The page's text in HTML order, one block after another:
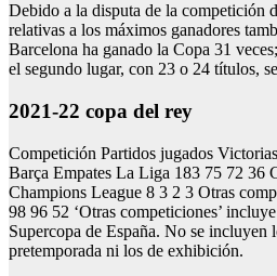
Debido a la disputa de la competición
relativas a los máximos ganadores
Barcelona ha ganado la Copa 31
el segundo lugar, con 23 o 24 títulos,
2021-22 copa del rey
Competición Partidos jugados
Barça Empates La Liga 183 75 72 36
Champions League 8 3 2 3 Otras
98 96 52 ‘Otras competiciones’
Supercopa de España. No se incluyen
pretemporada ni los de exhibición.